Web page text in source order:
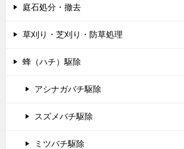
庭石処分・撤去
草刈り・芝刈り・防草処理
蜂（ハチ）駆除
アシナガバチ駆除
スズメバチ駆除
ミツバチ駆除